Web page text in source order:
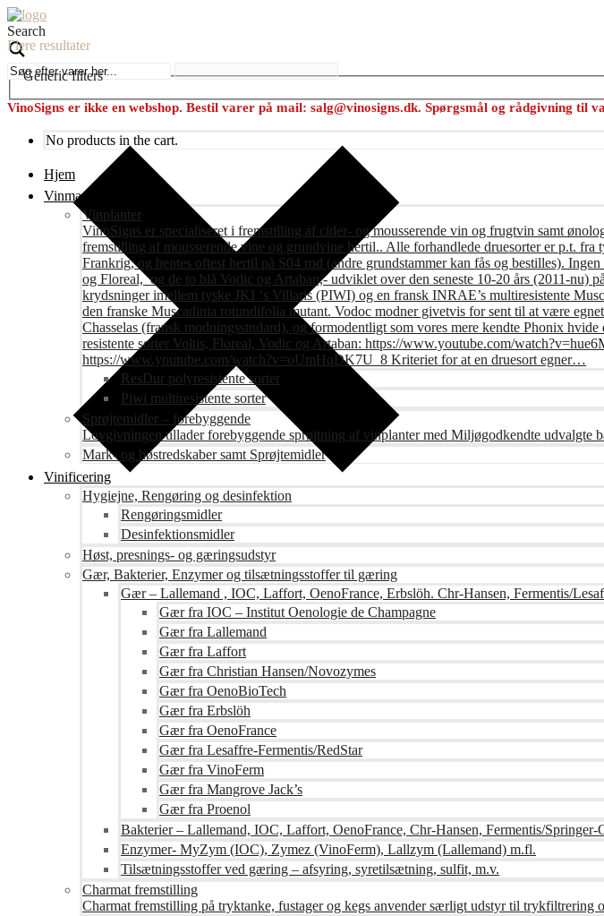
Search
Flere resultater
Generic filters
VinoSigns er ikke en webshop. Bestil varer på mail: salg@vinosigns.dk. Spørgsmål og rådgivning til
No products in the cart.
Hjem
Vinmark
Vinplanter
VinoSigns er specialiseret i fremstilling af cider- og mousserende vin og frugtvin samt
fremstilling af mousserende vine og grundvine hertil.. Alle forhandlede druesorter er p.t.
Frankrig, og hentes oftest hertil på S04 rod (andre grundstammer kan fås og bestilles).
og Floreal, og de to blå Vodic og Artaban,- udviklet over den seneste 10-20 års (2011-
krydsninger imellem tyske JKI ‘s Villaris (PIWI) og en fransk INRAE’s multiresistente
den franske Muscadinia rotundifolia mutant. Vodoc modner givetvis for sent til at være
Chasselas (fransk modningsstndard), og formodentligt som vores mere kendte Phonix
resistente sorter Voltis, Floreal, Vodic og Artaban: https://www.youtube.com/
https://www.youtube.com/watch?v=oUmHqDK7U_8 Kriteriet for at en druesort egner…
ResDur polyresistente sorter
Piwi multiresistente sorter
Sprøjtemidler – forebyggende
Lovgivningen tillader forebyggende sprøjtning af vinplanter med Miljøgodkendte udvalgte
Mark- og høstredskaber samt Sprøjtemidler
Vinificering
Hygiejne, Rengøring og desinfektion
Rengøringsmidler
Desinfektionsmidler
Høst, presnings- og gæringsudstyr
Gær, Bakterier, Enzymer og tilsætningsstoffer til gæring
Gær – Lallemand , IOC, Laffort, OenoFrance, Erbslöh. Chr-Hansen, Fermentis/
Gær fra IOC – Institut Oenologie de Champagne
Gær fra Lallemand
Gær fra Laffort
Gær fra Christian Hansen/Novozymes
Gær fra OenoBioTech
Gær fra Erbslöh
Gær fra OenoFrance
Gær fra Lesaffre-Fermentis/RedStar
Gær fra VinoFerm
Gær fra Mangrove Jack’s
Gær fra Proenol
Bakterier – Lallemand, IOC, Laffort, OenoFrance, Chr-Hansen, Fermentis/Springer-
Enzymer- MyZym (IOC), Zymez (VinoFerm), Lallzym (Lallemand) m.fl.
Tilsætningsstoffer ved gæring – afsyring, syretilsætning, sulfit, m.v.
Charmat fremstilling
Charmat fremstilling på tryktanke, fustager og kegs anvender særligt udstyr til trykfiltrering